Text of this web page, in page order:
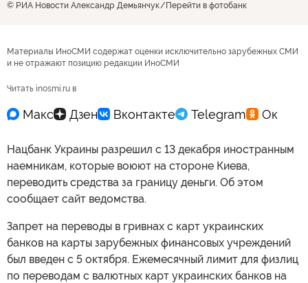
© РИА Новости Александр Демьянчук Перейти в фотобанк
Материалы ИноСМИ содержат оценки исключительно зарубежных СМИ
и не отражают позицию редакции ИноСМИ
Читать inosmi.ru в
Нацбанк Украины разрешил с 13 декабря иностранным
наемникам, которые воюют на стороне Киева,
переводить средства за границу деньги. Об этом
сообщает сайт ведомства.
Запрет на переводы в гривнах с карт украинских
банков на карты зарубежных финансовых учреждений
был введен с 5 октября. Ежемесячный лимит для физлиц
по переводам с валютных карт украинских банков на